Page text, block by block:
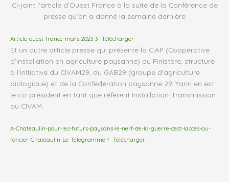
Ci-joint l’article d’Ouest France à la suite de la Conférence de
presse qu’on a donné la semaine dernière
Article-ouest-france-mars-2023-3 Télécharger
Et un autre article presse qui présente la CIAP (Coopérative
d’installation en agriculture paysanne) du Finistère, structure
à l’initiative du CIVAM29, du GAB29 (groupe d’agriculture
biologique) et de la Confédération paysanne 29. Yann en est
le co-président en tant que référent Installation-Transmission
au CIVAM.
A-Chateaulin-pour-les-futurs-paysans-le-nerf-de-la-guerre-cest-lacces-au-
foncier-Chateaulin-Le-Telegramme-1
Télécharger